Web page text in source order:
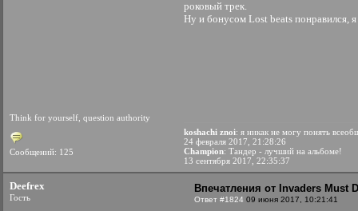
Think for yourself, question authority
Сообщений: 125
роковый трек.
Ну и бонусом Lost beats понравился,
koshachi znoi: я никак не могу понять
24 февраля 2017, 21:28:26
Champion: Тандер - лучший на альбоме!
13 сентября 2017, 22:35:37
Deefrex
Гость
Впечатления от Invaders Must
Ответ #1824 09 июня 2017, 10:21:41